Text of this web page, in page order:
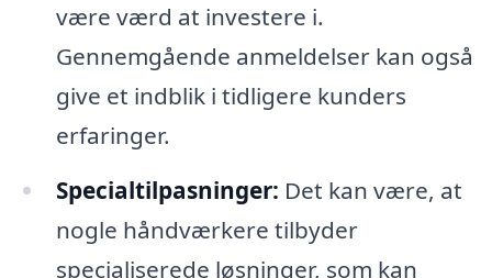
være værd at investere i.
Gennemgående anmeldelser kan også
give et indblik i tidligere kunders
erfaringer.
Specialtilpasninger: Det kan være, at
nogle håndværkere tilbyder
specialiserede løsninger, som kan